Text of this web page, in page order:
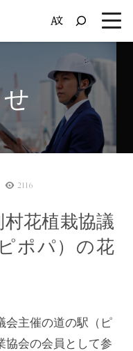
2116
花植栽協議
ポパ）の花
会主催の道の駅（ピ
協会の会員として参